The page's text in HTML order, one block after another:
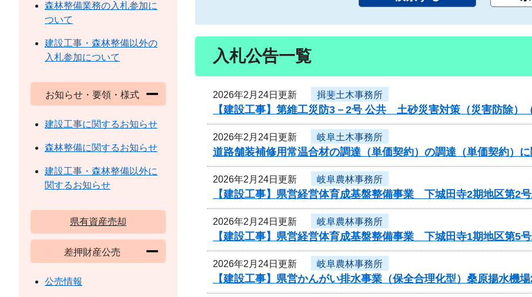
入札公告一覧
2026年2月24日更新 揖斐土木事務所
【建設工事】第維工災防3－2号 公共 土砂災害対策（災害防除）
2026年2月24日更新 岐阜土木事務所
道路舗装補修用常温合材の調達（単価契約）の調達（単価契約）
2026年2月24日更新 岐阜農林事務所
【建設工事】県営経営体育成基盤整備事業 下城田寺2期地区第2
2026年2月24日更新 岐阜農林事務所
【建設工事】県営経営体育成基盤整備事業 下城田寺1期地区第5
2026年2月24日更新 岐阜農林事務所
【建設工事】県営かんがい排水事業（保全合理化型）桑原揚水機
森林整備業務の入札参加に
ついて
建設工事・森林整備以外の
入札参加について
お知らせ・要領・様式
建設工事に関するお知らせ
森林整備に関するお知らせ
建設工事・森林整備以外に
関するお知らせ
県有資産売却
差押財産公売
公売情報